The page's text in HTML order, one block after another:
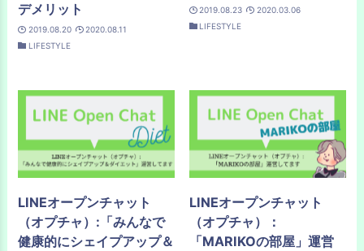
デメリット
2019.08.20
2020.08.11
LIFESTYLE
2019.08.23
2020.03.06
LIFESTYLE
LINEオープンチャット
（オプチャ）:「みんなで
健康的にシェイプアップ＆
LINEオープンチャット
（オプチャ）：
「MARIKOの部屋」運営